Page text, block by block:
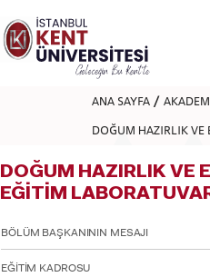
dikkat:
Bu
web
sitesini,
ekran
görme
engellilere
göre
ANA SAYFA
DOĞUM HAZIRLIK VE
DOĞUM HAZIRLIK VE
EĞİTİM
BÖLÜM BAŞKANININ MESAJI
EĞİTİM KADROSU